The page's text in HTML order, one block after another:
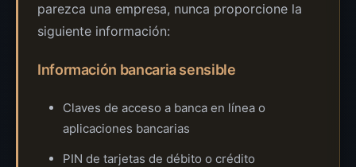
parezca una empresa, nunca proporcione la
siguiente información:
Información bancaria sensible
Claves de acceso a banca en línea o
aplicaciones bancarias
PIN de tarjetas de débito o crédito